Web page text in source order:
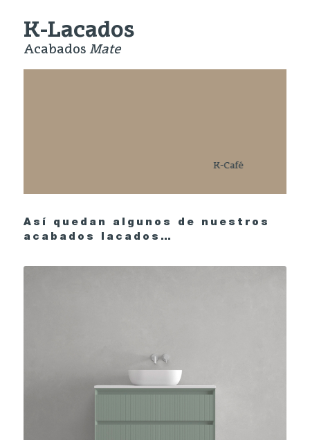
K-Lacados
Acabados Mate
Así quedan algunos de nuestros
acabados lacados…